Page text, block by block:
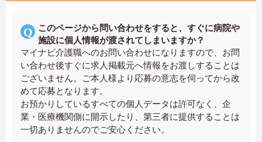
このページから問い合わせをすると、すぐに病院や
施設に個人情報が渡されてしまいますか？
マイナビ介護職へのお問い合わせになりますので、お問
い合わせ後すぐに求人掲載元へ情報をお渡しすることは
ございません。ご本人様より応募の意志を伺ってから改
めて応募となります。
お預かりしているすべての個人データは許可なく、企
業・医療機関側に開示したり、第三者に提供することは
一切ありませんのでご安心ください。